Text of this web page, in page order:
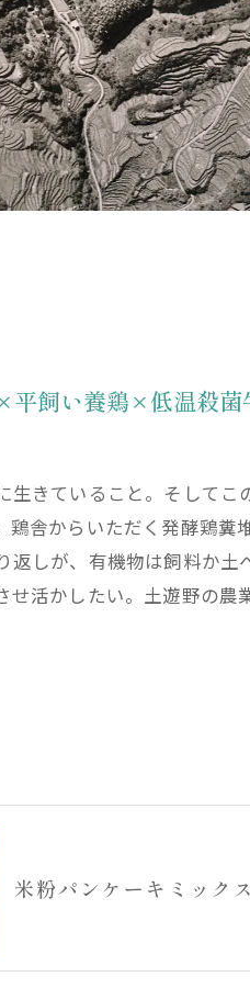
平飼い養鶏×低温殺
生きていること。そして
鶏舎からいただく発酵鶏
返しが、有機物は飼料か
せ活かしたい。土遊野の農
米粉パンケーキミックス